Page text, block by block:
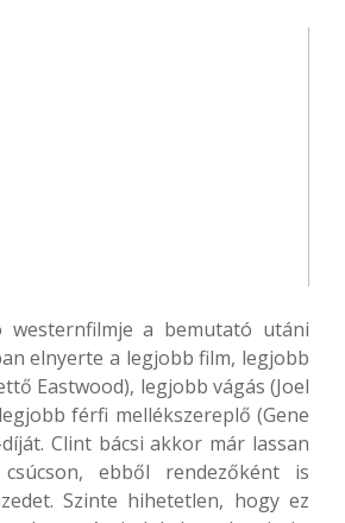
westernfilmje a bemutató utáni
elnyerte a legjobb film, legjobb
Eastwood), legjobb vágás (Joel
férfi mellékszereplő (Gene
Clint bácsi akkor már lassan
ebből rendezőként is
Szinte hihetetlen, hogy ez